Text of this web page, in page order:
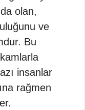
olan,
ve
Bu
insanlar
rağmen